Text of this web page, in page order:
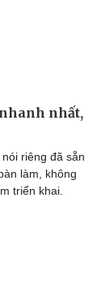
nhất,
riêng đã sẵn
làm, không
triển khai.